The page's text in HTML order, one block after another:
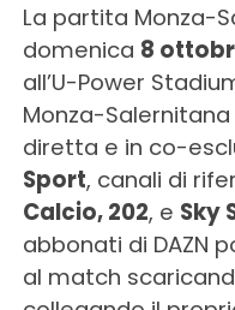
La partita Monza-
domenica 8
all’U-Power
Monza-
diretta e in co-
Sport, canali di
Calcio, 202, e Sky
abbonati di DAZN
al match